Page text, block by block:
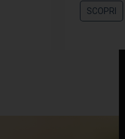
SCOPRI